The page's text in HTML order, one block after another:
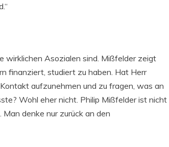
wirklichen Asozialen sind. Mißfelder zeigt
finanziert, studiert zu haben. Hat Herr
aufzunehmen und zu fragen, was an
Wohl eher nicht. Philip Mißfelder ist nicht
Man denke nur zurück an den